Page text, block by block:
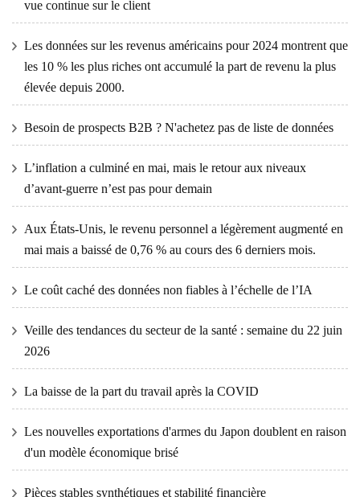
vue continue sur le client
Les données sur les revenus américains pour 2024 montrent que
les 10 % les plus riches ont accumulé la part de revenu la plus
élevée depuis 2000.
Besoin de prospects B2B ? N'achetez pas de liste de données
L’inflation a culminé en mai, mais le retour aux niveaux
d’avant-guerre n’est pas pour demain
Aux États-Unis, le revenu personnel a légèrement augmenté en
mai mais a baissé de 0,76 % au cours des 6 derniers mois.
Le coût caché des données non fiables à l’échelle de l’IA
Veille des tendances du secteur de la santé : semaine du 22 juin
2026
La baisse de la part du travail après la COVID
Les nouvelles exportations d'armes du Japon doublent en raison
d'un modèle économique brisé
Pièces stables synthétiques et stabilité financière